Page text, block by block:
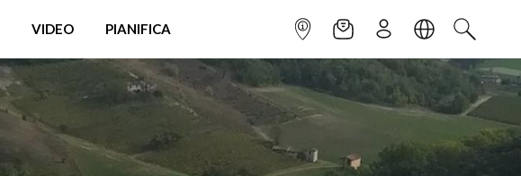
VIDEO PIANIFICA INFOPOINTNEWSLETTER
ISCRIVITILINGUACERCA